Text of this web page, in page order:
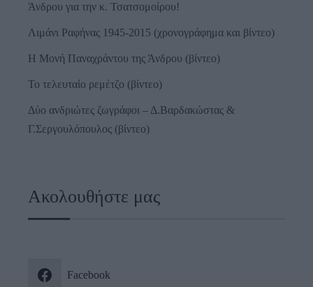
Άνδρου για την κ. Τσατσομοίρου!
Λιμάνι Ραφήνας 1945-2015 (χρονογράφημα και βίντεο)
Η Μονή Παναχράντου της Άνδρου (βίντεο)
Το τελευταίο ρεμέτζο (βίντεο)
Δύο ανδριώτες ζωγράφοι – Δ.Βαρδακώστας &
Γ.Σεργουλόπουλος (βίντεο)
Ακολουθήστε μας
Facebook